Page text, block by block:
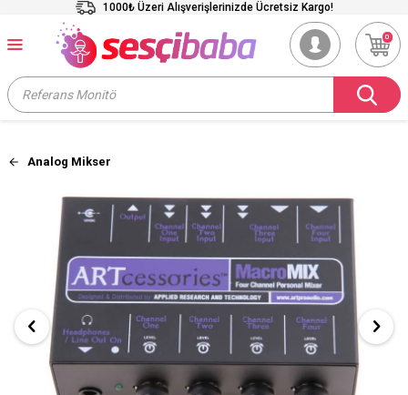
1000₺ Üzeri Alışverişlerinizde Ücretsiz Kargo!
0
Analog Mikser